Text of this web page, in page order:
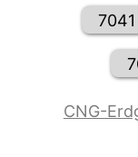
CNG-